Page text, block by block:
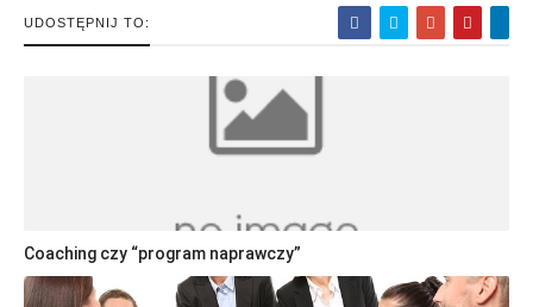
UDOSTĘPNIJ TO:
Coaching czy “program naprawczy”